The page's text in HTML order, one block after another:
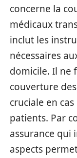
concerne la
médicaux
inclut les
nécessaires
domicile. Il ne
couverture
cruciale en
patients. Par
assurance qui
aspects